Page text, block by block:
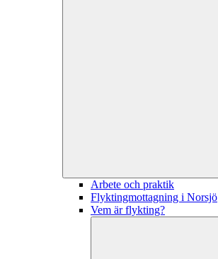
Arbete och praktik
Flyktingmottagning i Norsjö
Vem är flykting?